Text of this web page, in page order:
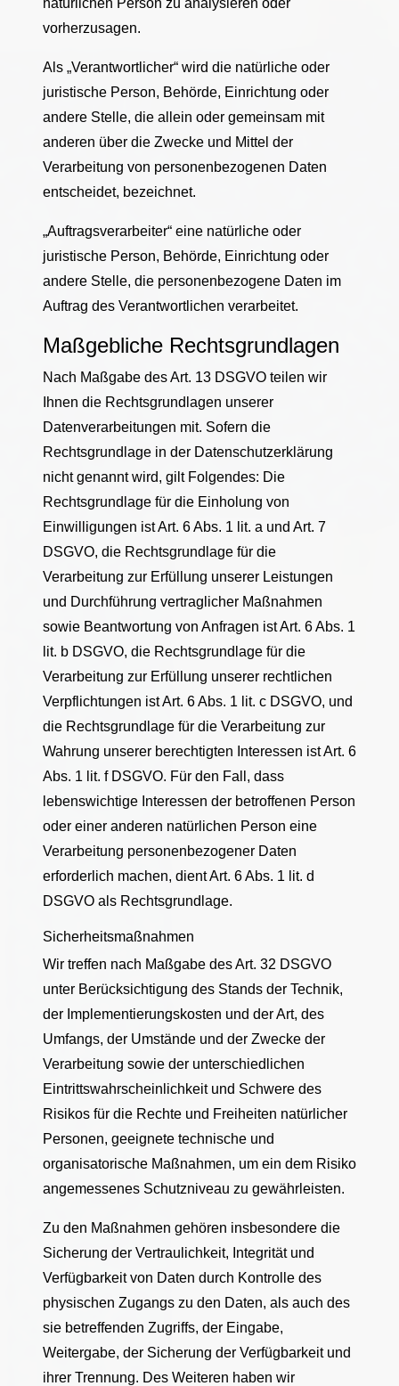
natürlichen Person zu analysieren oder
vorherzusagen.
Als „Verantwortlicher“ wird die natürliche oder
juristische Person, Behörde, Einrichtung oder
andere Stelle, die allein oder gemeinsam mit
anderen über die Zwecke und Mittel der
Verarbeitung von personenbezogenen Daten
entscheidet, bezeichnet.
„Auftragsverarbeiter“ eine natürliche oder
juristische Person, Behörde, Einrichtung oder
andere Stelle, die personenbezogene Daten im
Auftrag des Verantwortlichen verarbeitet.
Maßgebliche Rechtsgrundlagen
Nach Maßgabe des Art. 13 DSGVO teilen wir
Ihnen die Rechtsgrundlagen unserer
Datenverarbeitungen mit. Sofern die
Rechtsgrundlage in der Datenschutzerklärung
nicht genannt wird, gilt Folgendes: Die
Rechtsgrundlage für die Einholung von
Einwilligungen ist Art. 6 Abs. 1 lit. a und Art. 7
DSGVO, die Rechtsgrundlage für die
Verarbeitung zur Erfüllung unserer Leistungen
und Durchführung vertraglicher Maßnahmen
sowie Beantwortung von Anfragen ist Art. 6 Abs. 1
lit. b DSGVO, die Rechtsgrundlage für die
Verarbeitung zur Erfüllung unserer rechtlichen
Verpflichtungen ist Art. 6 Abs. 1 lit. c DSGVO, und
die Rechtsgrundlage für die Verarbeitung zur
Wahrung unserer berechtigten Interessen ist Art. 6
Abs. 1 lit. f DSGVO. Für den Fall, dass
lebenswichtige Interessen der betroffenen Person
oder einer anderen natürlichen Person eine
Verarbeitung personenbezogener Daten
erforderlich machen, dient Art. 6 Abs. 1 lit. d
DSGVO als Rechtsgrundlage.
Sicherheitsmaßnahmen
Wir treffen nach Maßgabe des Art. 32 DSGVO
unter Berücksichtigung des Stands der Technik,
der Implementierungskosten und der Art, des
Umfangs, der Umstände und der Zwecke der
Verarbeitung sowie der unterschiedlichen
Eintrittswahrscheinlichkeit und Schwere des
Risikos für die Rechte und Freiheiten natürlicher
Personen, geeignete technische und
organisatorische Maßnahmen, um ein dem Risiko
angemessenes Schutzniveau zu gewährleisten.
Zu den Maßnahmen gehören insbesondere die
Sicherung der Vertraulichkeit, Integrität und
Verfügbarkeit von Daten durch Kontrolle des
physischen Zugangs zu den Daten, als auch des
sie betreffenden Zugriffs, der Eingabe,
Weitergabe, der Sicherung der Verfügbarkeit und
ihrer Trennung. Des Weiteren haben wir